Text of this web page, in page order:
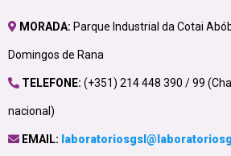
MORADA: Parque Industrial da Cotai
Domingos de Rana
TELEFONE: (+351) 214 448 390 / 99
nacional)
EMAIL: